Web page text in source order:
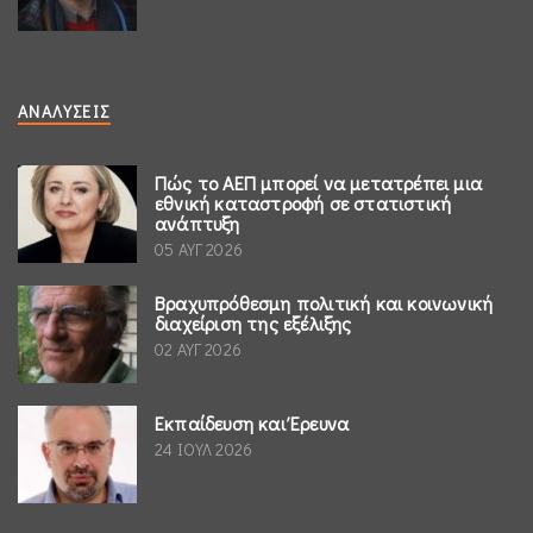
ΑΝΑΛΎΣΕΙΣ
Πώς το ΑΕΠ μπορεί να μετατρέπει μια
εθνική καταστροφή σε στατιστική
ανάπτυξη
05 ΑΥΓ 2026
Βραχυπρόθεσμη πολιτική και κοινωνική
διαχείριση της εξέλιξης
02 ΑΥΓ 2026
Εκπαίδευση και Έρευνα
24 ΙΟΥΛ 2026